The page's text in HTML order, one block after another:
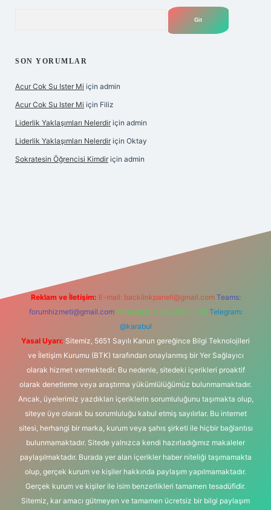
SON YORUMLAR
Acur Cok Su Ister Mi için admin
Acur Cok Su Ister Mi için Filiz
Liderlik Yaklaşımları Nelerdir için admin
Liderlik Yaklaşımları Nelerdir için Oktay
Sokratesin Öğrencisi Kimdir için admin
Reklam ve İletişim: E-mail: backlinkpaneli@gmail.com Teams:
forumhizmeti@gmail.com Whatsapp: 0262 606 0 726 Telegram:
@karabul
Yasal Uyarı: Sitemiz, 5651 Sayılı Kanun gereğince Bilgi Teknolojileri
ve İletişim Kurumu (BTK) tarafından onaylanmış bir Yer Sağlayıcı
olarak hizmet vermektedir. Bu nedenle, sitedeki içerikleri proaktif
olarak denetleme veya araştırma yükümlülüğümüz bulunmamaktadır.
Ancak, üyelerimiz yazdıkları içeriklerin sorumluluğunu taşımakta olup,
siteye üye olarak bu sorumluluğu kabul etmiş sayılırlar. Bu internet
sitesi, herhangi bir marka, kurum veya şahıs şirketi ile hiçbir bağlantısı
bulunmamaktadır. Sitede yalnızca kendi hazırladığımız makaleler
paylaşılmaktadır. Burada yer alan içerikler haber niteliği taşımamakta
olup, gerçek kurum ve kişiler hakkında paylaşım yapılmamaktadır.
Gerçek kurum ve kişiler ile isim benzerlikleri tamamen tesadüfidir.
Sitemiz, kar amacı gütmeyen ve tamamen ücretsiz bir bilgi paylaşım